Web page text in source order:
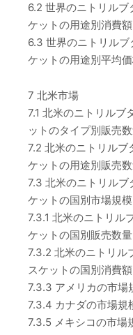
6.2 世界のニトリルブ
ケットの用途別消費
6.3 世界のニトリル
ケットの用途別平均
7 北米市場
7.1 北米のニトリルブ
ットのタイプ別販売
7.2 北米のニトリルブ
ケットの用途別販売
7.3 北米のニトリルブ
ケットの国別市場規模
7.3.1 北米のニトリル
ケットの国別販売数
7.3.2 北米のニトリル
スケットの国別消費
7.3.3 アメリカの市場
7.3.4 カナダの市場規
7.3.5 メキシコの市場